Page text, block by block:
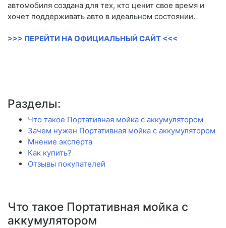
автомобиля создана для тех, кто ценит свое время и
хочет поддерживать авто в идеальном состоянии.
>>> ПЕРЕЙТИ НА ОФИЦИАЛЬНЫЙ САЙТ <<<
Разделы:
Что такое Портативная мойка с аккумулятором
Зачем нужен Портативная мойка с аккумулятором
Мнение эксперта
Как купить?
Отзывы покупателей
Что такое Портативная мойка с
аккумулятором